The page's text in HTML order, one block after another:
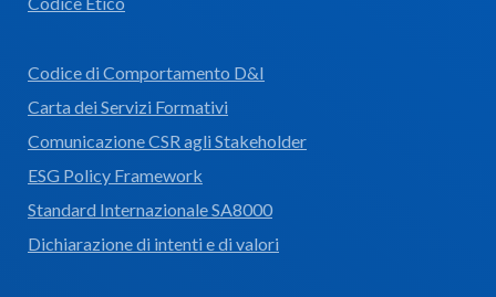
Codice di Comportamento D&I
Carta dei Servizi Formativi
Comunicazione CSR agli Stakeholder
ESG Policy Framework
Standard Internazionale SA8000
Dichiarazione di intenti e di valori